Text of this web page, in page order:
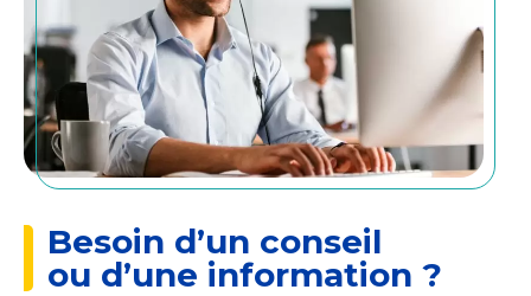
Besoin d’un conseil
ou d’une information ?